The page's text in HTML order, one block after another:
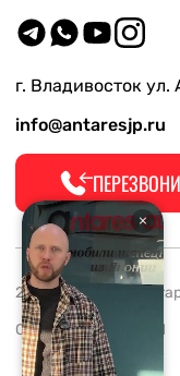
г. Владивосток
info@antaresjp.ru
2008-2026 ООО
ОГРН 1132537005061